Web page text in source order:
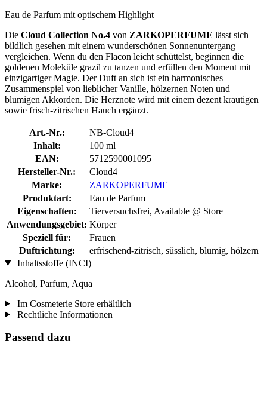
Eau de Parfum mit optischem Highlight
Die Cloud Collection No.4 von ZARKOPERFUME lässt sich
bildlich gesehen mit einem wunderschönen Sonnenuntergang
vergleichen. Wenn du den Flacon leicht schüttelst, beginnen die
goldenen Moleküle grazil zu tanzen und erfüllen den Moment mit
einzigartiger Magie. Der Duft an sich ist ein harmonisches
Zusammenspiel von lieblicher Vanille, hölzernen Noten und
blumigen Akkorden. Die Herznote wird mit einem dezent krautigen
sowie frisch-zitrischen Hauch ergänzt.
Art.-Nr.:
NB-Cloud4
Inhalt:
100 ml
EAN:
5712590001095
Hersteller-Nr.:
Cloud4
Marke:
ZARKOPERFUME
Produktart:
Eau de Parfum
Eigenschaften:
Tierversuchsfrei, Available @ Store
Anwendungsgebiet: Körper
Speziell für:
Frauen
Duftrichtung:
erfrischend-zitrisch, süsslich, blumig, hölzern
Inhaltsstoffe (INCI)
Alcohol, Parfum, Aqua
Im Cosmeterie Store erhältlich
Rechtliche Informationen
Passend dazu